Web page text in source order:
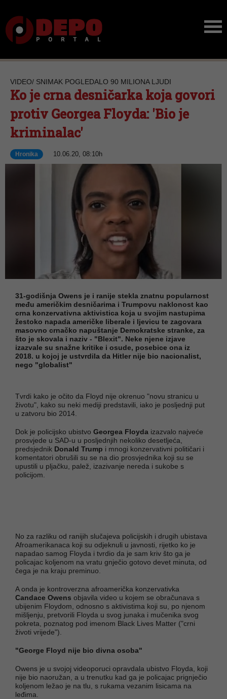
VIDEO/ SNIMAK POGLEDALO 90 MILIONA LJUDI
Ko je crna desničarka koja govori
protiv Georgea Floyda: 'Bio je
kriminalac'
Hronika 10.06.20, 08:10h
31-godišnja Owens je i ranije stekla znatnu popularnost
među američkim desničarima i Trumpovu naklonost kao
crna konzervativna aktivistica koja u svojim nastupima
žestoko napada američke liberale i ljevicu te zagovara
masovno crnačko napuštanje Demokratske stranke, za
što je skovala i naziv - "Blexit". Neke njene izjave
izazvale su snažne kritike i osude, posebice ona iz
2018. u kojoj je ustvrdila da Hitler nije bio nacionalist,
nego "globalist"
Tvrdi kako je očito da Floyd nije okrenuo "novu stranicu u
životu", kako su neki mediji predstavili, iako je posljednji put
u zatvoru bio 2014.
Dok je policijsko ubistvo Georgea Floyda izazvalo najveće
prosvjede u SAD-u u posljednjih nekoliko desetljeća,
predsjednik Donald Trump i mnogi konzervativni političari i
komentatori obrušili su se na dio prosvjednika koji su se
upustili u pljačku, palež, izazivanje nereda i sukobe s
policijom.
No za razliku od ranijih slučajeva policijskih i drugih ubistava
Afroamerikanaca koji su odjeknuli u javnosti, rijetko ko je
napadao samog Floyda i tvrdio da je sam kriv što ga je
policajac koljenom na vratu gnječio gotovo devet minuta, od
čega je na kraju preminuo.
A onda je kontroverzna afroamerička konzervativka
Candace Owens objavila video u kojem se obračunava s
ubijenim Floydom, odnosno s aktivistima koji su, po njenom
mišljenju, pretvorili Floyda u svog junaka i mučenika svog
pokreta, poznatog pod imenom Black Lives Matter ("crni
životi vrijede").
"George Floyd nije bio divna osoba"
Owens je u svojoj videoporuci opravdala ubistvo Floyda, koji
nije bio naoružan, a u trenutku kad ga je policajac prignječio
koljenom ležao je na tlu, s rukama vezanim lisicama na
leđima.